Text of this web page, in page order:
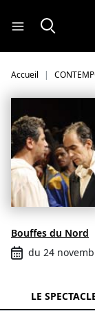
Accueil
Bouffes du Nord
du 24
LE